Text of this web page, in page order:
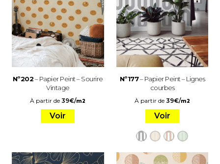
Nº202– Papier Peint – Sourire
Vintage
À partir de39€/m2
Voir
Nº177– Papier Peint – Lignes
courbes
À partir de 39€/m2
Voir